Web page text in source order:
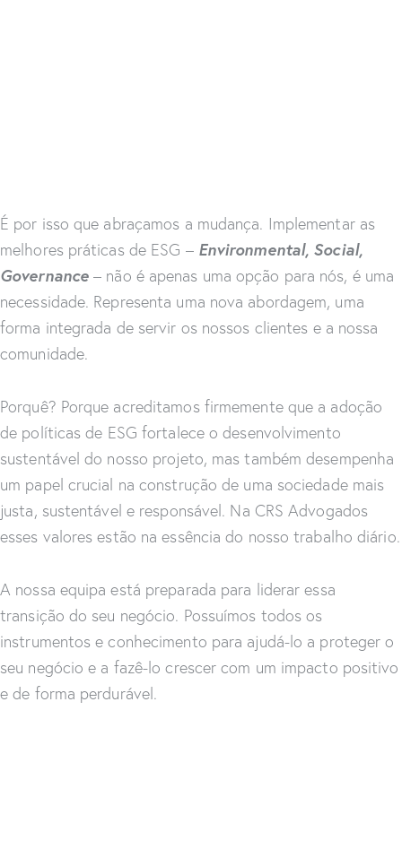
É por isso que abraçamos a mudança. Implementar as
melhores práticas de ESG – Environmental, Social,
Governance – não é apenas uma opção para nós, é uma
necessidade. Representa uma nova abordagem, uma
forma integrada de servir os nossos clientes e a nossa
comunidade.
Porquê? Porque acreditamos firmemente que a adoção
de políticas de ESG fortalece o desenvolvimento
sustentável do nosso projeto, mas também desempenha
um papel crucial na construção de uma sociedade mais
justa, sustentável e responsável. Na CRS Advogados
esses valores estão na essência do nosso trabalho diário.
A nossa equipa está preparada para liderar essa
transição do seu negócio. Possuímos todos os
instrumentos e conhecimento para ajudá-lo a proteger o
seu negócio e a fazê-lo crescer com um impacto positivo
e de forma perdurável.